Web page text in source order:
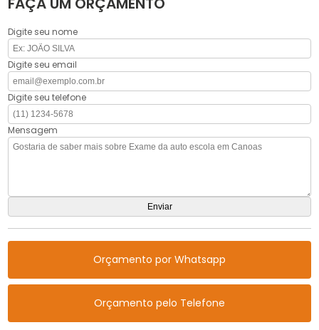
Digite seu nome
Digite seu email
Digite seu telefone
Mensagem
Orçamento por Whatsapp
Orçamento pelo Telefone